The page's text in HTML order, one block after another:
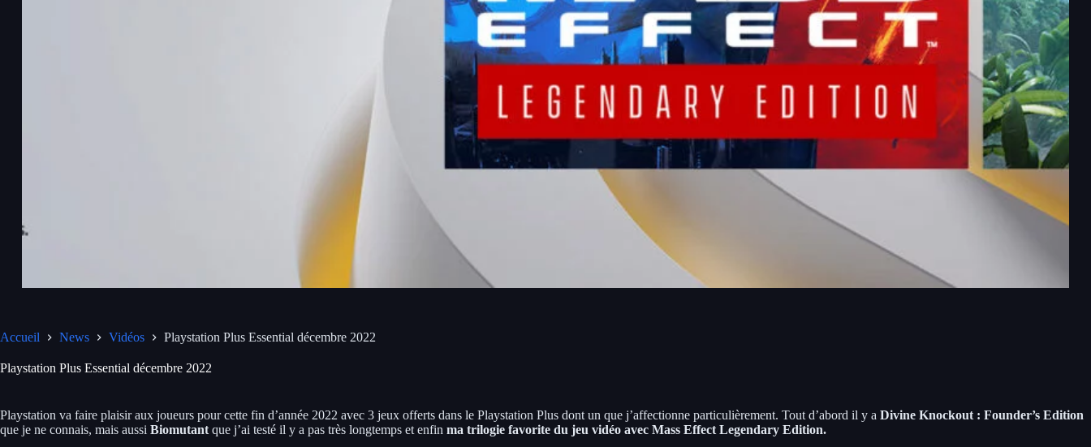
Accueil News Vidéos Playstation Plus Essential décembre 2022
Playstation Plus Essential décembre 2022
Playstation va faire plaisir aux joueurs pour cette fin d’année 2022 avec 3 jeux offerts dans le Playstation Plus dont un que j’affectionne particulièrement. Tout d’abord il y a Divine Knockout : Founder’s Edition
que je ne connais, mais aussi Biomutant que j’ai testé il y a pas très longtemps et enfin ma trilogie favorite du jeu vidéo avec Mass Effect Legendary Edition.